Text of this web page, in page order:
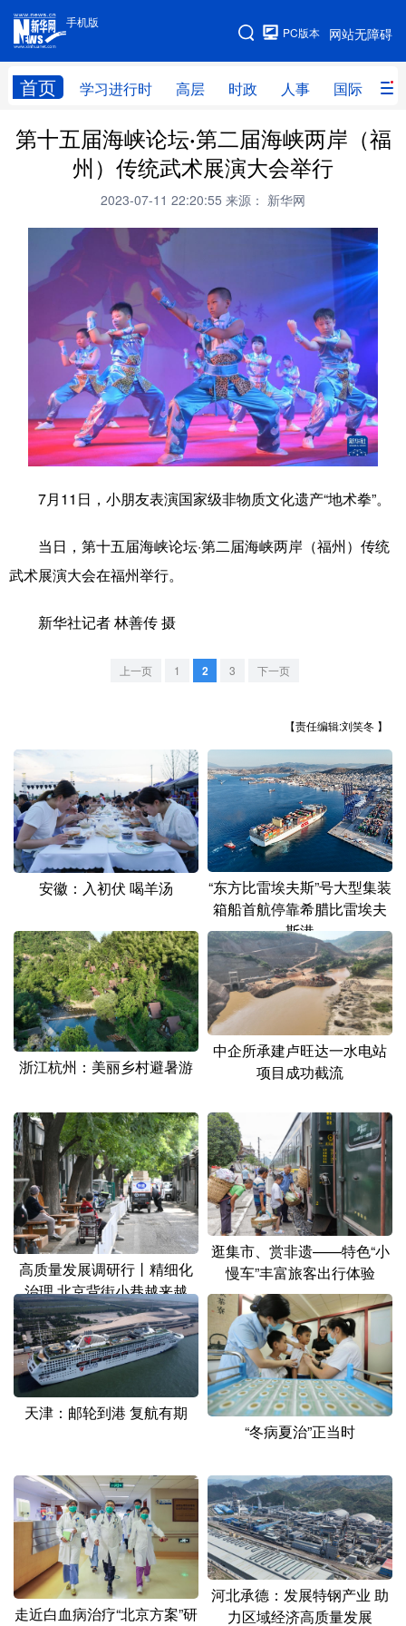
手机版
网站无障碍
PC版本
首页 学习进行时 高层 时政 人事 国际 财
手机版
网站地图
学习进行时 高层 时政 人事
财经 网评
全球连线
科技 科创 体育
书画 军事
访谈 视频 图片 政务
法律 中央文件 金融 汽车
食品 人居 信息化 数字经济
学术中国 乡村振兴 银龄 溯源中国
公益 一带一路 亚太网 上市公司
浙江 安徽 福建 江西
山东 河南 湖北 湖南
广东 广西 海南
四川 贵州 云南 西藏
陕西 甘肃 青海 宁夏
新疆 内蒙古 黑龙江
多语种频道
English Español Français عربى
Русский язык 日本語 한국어
Deutsch Português
第十五届海峡论坛·第二届海峡两岸（福
州）传统武术展演大会举行
2023-07-11 22:20:55 来源： 新华网
7月11日，小朋友表演国家级非物质文化遗产“地术拳”。
当日，第十五届海峡论坛·第二届海峡两岸（福州）传统
武术展演大会在福州举行。
新华社记者 林善传 摄
上一页 1 2 3 下一页
【责任编辑:刘笑冬 】
安徽：入初伏 喝羊汤
“东方比雷埃夫斯”号大型集装
箱船首航停靠希腊比雷埃夫
斯港
浙江杭州：美丽乡村避暑游
中企所承建卢旺达一水电站
项目成功截流
高质量发展调研行丨精细化
治理 北京背街小巷越来越
有“范儿”
逛集市、赏非遗——特色“小
慢车”丰富旅客出行体验
天津：邮轮到港 复航有期
“冬病夏治”正当时
走近白血病治疗“北京方案”研
河北承德：发展特钢产业 助
力区域经济高质量发展